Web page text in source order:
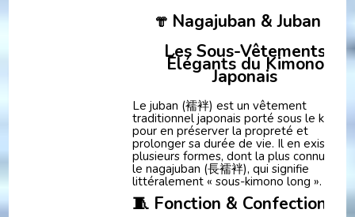
👘 Nagajuban & Juban –
Les Sous-Vêtements
Élégants du Kimono
Japonais
Le juban (襦袢) est un vêtement
traditionnel japonais porté sous le
pour en préserver la propreté et
prolonger sa durée de vie. Il en existe
plusieurs formes, dont la plus connue est
le nagajuban (長襦袢), qui signifie
littéralement « sous-kimono long ».
🧵 Fonction & Confection